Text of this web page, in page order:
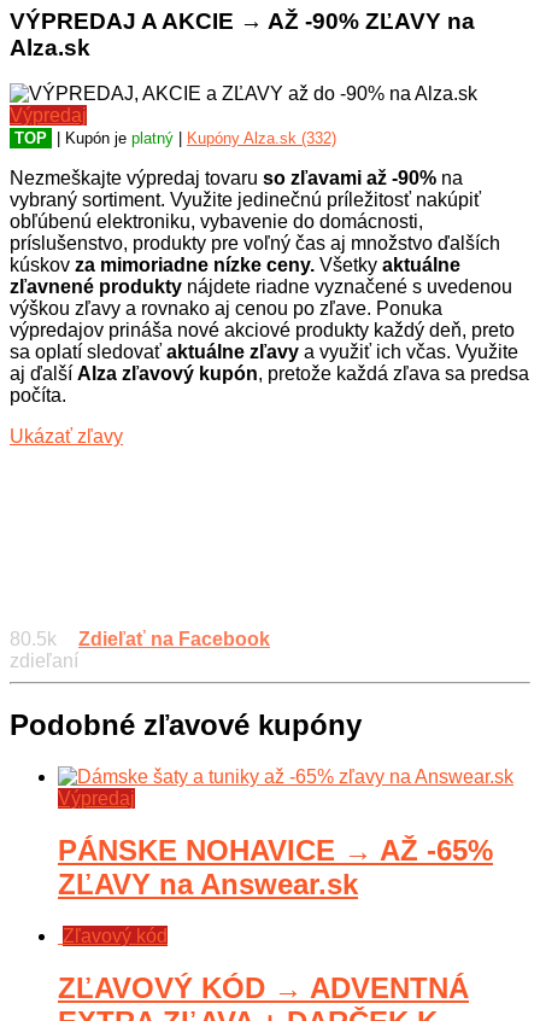
VÝPREDAJ A AKCIE → AŽ -90% ZĽAVY na
Alza.sk
Výpredaj
TOP | Kupón je platný Kupóny Alza.sk (332)
Nezmeškajte výpredaj tovaru so zľavami až -90% na
vybraný sortiment. Využite jedinečnú príležitosť nakúpiť
obľúbenú elektroniku, vybavenie do domácnosti,
príslušenstvo, produkty pre voľný čas aj množstvo ďalších
kúskov za mimoriadne nízke ceny. Všetky aktuálne
zľavnené produkty nájdete riadne vyznačené s uvedenou
výškou zľavy a rovnako aj cenou po zľave. Ponuka
výpredajov prináša nové akciové produkty každý deň, preto
sa oplatí sledovať aktuálne zľavy a využiť ich včas. Využite
aj ďalší Alza zľavový kupón, pretože každá zľava sa predsa
počíta.
Ukázať zľavy
80.5k
zdieľaní
Zdieľať na Facebook
Podobné zľavové kupóny
Výpredaj
PÁNSKE NOHAVICE → AŽ -65%
ZĽAVY na Answear.sk
Zľavový kód
ZĽAVOVÝ KÓD → ADVENTNÁ